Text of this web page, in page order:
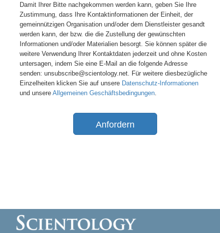
Damit Ihrer Bitte nachgekommen werden kann, geben Sie Ihre
Zustimmung, dass Ihre Kontaktinformationen der Einheit, der
gemeinnützigen Organisation und/oder dem Dienstleister gesandt
werden kann, der bzw. die die Zustellung der gewünschten
Informationen und/oder Materialien besorgt. Sie können später die
weitere Verwendung Ihrer Kontaktdaten jederzeit und ohne Kosten
untersagen, indem Sie eine E-Mail an die folgende Adresse
senden: unsubscribe@scientology.net. Für weitere diesbezügliche
Einzelheiten klicken Sie auf unsere Datenschutz-Informationen
und unsere Allgemeinen Geschäftsbedingungen.
Anfordern